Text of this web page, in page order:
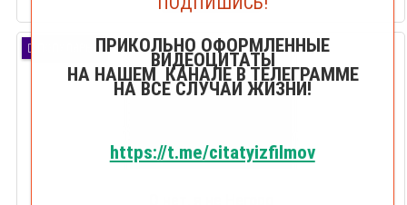
ПРИКОЛЬНО ОФОРМЛЕННЫЕ
ВИДЕОЦИТАТЫ
НА НАШЕМ КАНАЛЕ В ТЕЛЕГРАММЕ
НА ВСЕ СЛУЧАИ ЖИЗНИ!
https://t.me/citatyizfilmov